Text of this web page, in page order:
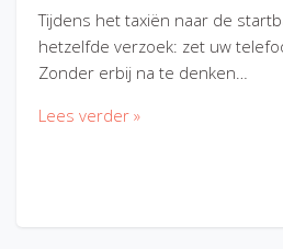
Tijdens het taxiën naar de
hetzelfde verzoek: zet uw
Zonder erbij na te denken…
Lees verder »